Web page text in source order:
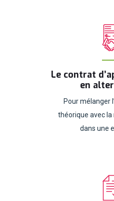
Le contrat
en
Pour mélanger
théorique avec
dans une